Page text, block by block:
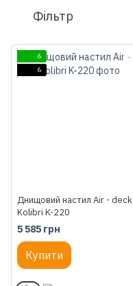
Фільтр
6
6
Днищовий настил Air - deck
Kolibri K-220
5 585 грн
Купити